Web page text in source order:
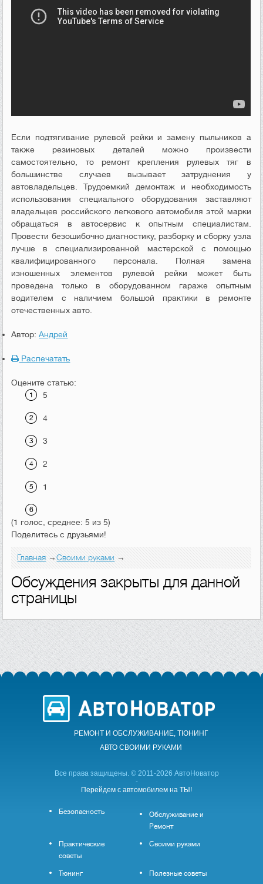
Если подтягивание рулевой рейки и замену пыльников а
также резиновых деталей можно произвести
самостоятельно, то ремонт крепления рулевых тяг в
большинстве случаев вызывает затруднения у
автовладельцев. Трудоемкий демонтаж и необходимость
использования специального оборудования заставляют
владельцев российского легкового автомобиля этой марки
обращаться в автосервис к опытным специалистам.
Провести безошибочно диагностику, разборку и сборку узла
лучше в специализированной мастерской с помощью
квалифицированного персонала. Полная замена
изношенных элементов рулевой рейки может быть
проведена только в оборудованном гараже опытным
водителем с наличием большой практики в ремонте
отечественных авто.
Автор:Андрей
Распечатать
Оцените статью:
5
4
3
2
1
(1 голос, среднее: 5 из 5)
Поделитесь с друзьями!
Главная →Своими руками →
Обсуждения закрыты для данной
страницы
РЕМОНТ И ОБСЛУЖИВАНИЕ, ТЮНИНГ
АВТО CВОИМИ РУКАМИ
Все права защищены. © 2011-2026 АвтоНоватор
-
Перейдем с автомобилем на ТЫ!
Безопасность
Обслуживание и
Ремонт
Практические
советы
Своими руками
Тюнинг Полезные советы